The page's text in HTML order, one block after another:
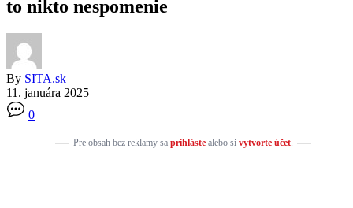
to nikto nespomenie
By SITA.sk
11. januára 2025
0
Pre obsah bez reklamy sa prihlástealebo si vytvorte účet.